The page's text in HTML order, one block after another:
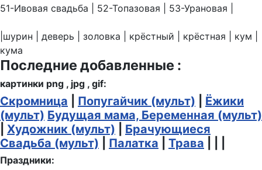
51-Ивовая свадьба | 52-Топазовая | 53-Урановая |
|шурин | деверь | золовка | крёстный | крёстная | кум |
кума
Последние добавленные :
картинки png , jpg , gif:
Скромница Попугайчик (мульт)
Ёжики
(мульт) Будущая мама, Беременная (мульт)
Художник (мульт)
Брачующиеся
Свадьба (мульт)
Палатка Трава
Праздники: